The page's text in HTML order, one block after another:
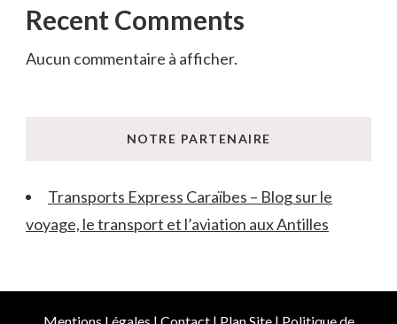
Recent Comments
Aucun commentaire à afficher.
NOTRE PARTENAIRE
Transports Express Caraïbes – Blog sur le
voyage, le transport et l’aviation aux Antilles